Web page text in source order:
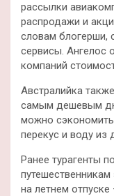
рассылки
распродажи и
словам блогерши,
сервисы. Ангелос
компаний
Австралийка
самым дешевым
можно сэкономить
перекус и воду из
Ранее турагенты
на летнем